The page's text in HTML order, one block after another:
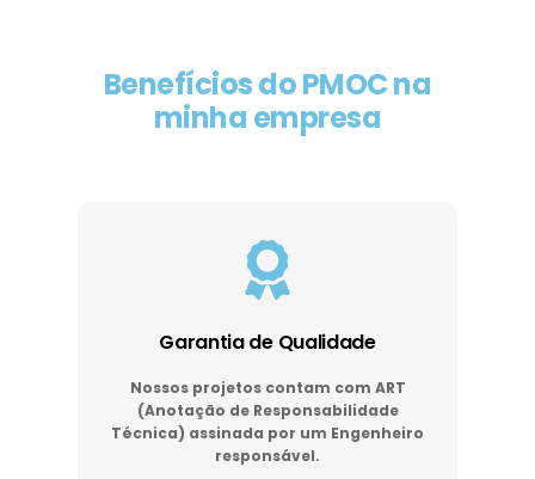
Benefícios do PMOC na
minha empresa
Garantia de Qualidade
Nossos projetos contam com ART
(Anotação de Responsabilidade
Técnica) assinada por um Engenheiro
responsável.